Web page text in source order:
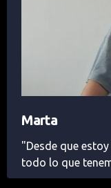
Marta
"Desde que
todo lo que